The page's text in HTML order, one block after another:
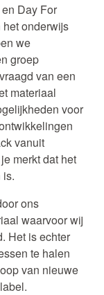
Day For
onderwijs
we
groep
van een
materiaal
voor
vanuit
merkt dat het
is.
ons
waarvoor wij
Het is echter
te halen
van nieuwe